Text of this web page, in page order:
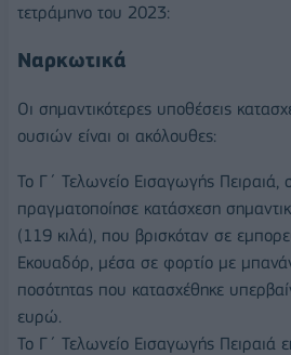
τετράμηνο του 2023:
Ναρκωτικά
Οι σημαντικότερες υποθέσεις
ουσιών είναι οι ακόλουθες:
Το Γ΄ Τελωνείο Εισαγωγής Πειραιά,
πραγματοποίησε κατάσχεση
(119 κιλά), που βρισκόταν σε
Εκουαδόρ, μέσα σε φορτίο με
ποσότητας που κατασχέθηκε
ευρώ.
Το Γ΄ Τελωνείο Εισαγωγής Πειραιά